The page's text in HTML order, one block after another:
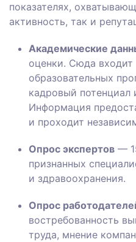
показателях,
активность, так и
Академические
оценки. Сюда входит
образовательных
кадровый потенциал
Информация
и проходит
Опрос экспертов —
признанных
и здравоохранения.
Опрос
востребованность
труда, мнение